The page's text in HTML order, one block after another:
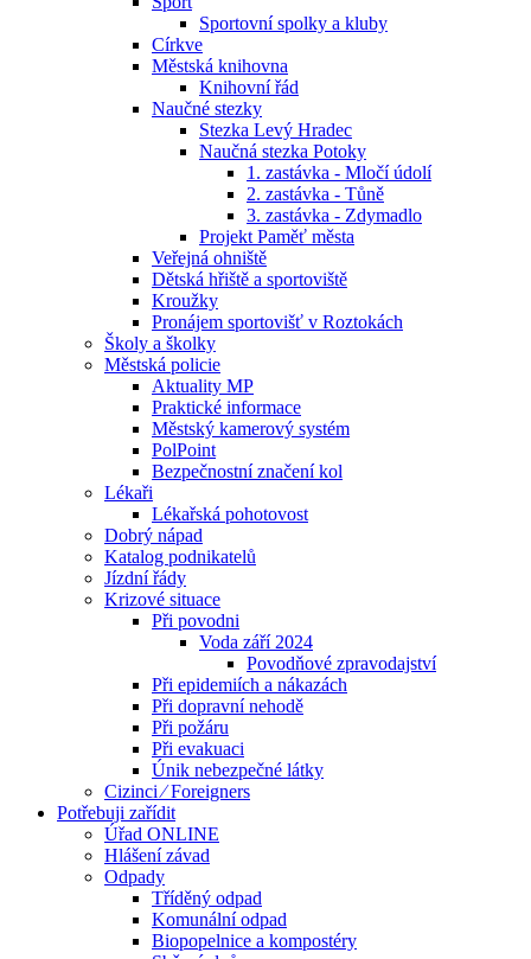
Sportovní spolky a kluby
Církve
Městská knihovna
Knihovní řád
Naučné stezky
Stezka Levý Hradec
Naučná stezka Potoky
1. zastávka - Mločí údolí
2. zastávka - Tůně
3. zastávka - Zdymadlo
Projekt Paměť města
Veřejná ohniště
Dětská hřiště a sportoviště
Kroužky
Pronájem sportovišť v Roztokách
Školy a školky
Městská policie
Aktuality MP
Praktické informace
Městský kamerový systém
PolPoint
Bezpečnostní značení kol
Lékaři
Lékařská pohotovost
Dobrý nápad
Katalog podnikatelů
Jízdní řády
Krizové situace
Při povodni
Voda září 2024
Povodňové zpravodajství
Při epidemiích a nákazách
Při dopravní nehodě
Při požáru
Při evakuaci
Únik nebezpečné látky
Cizinci ⁄ Foreigners
Potřebuji zařídit
Úřad ONLINE
Hlášení závad
Odpady
Tříděný odpad
Komunální odpad
Biopopelnice a kompostéry